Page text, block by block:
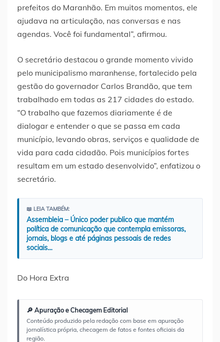
prefeitos do Maranhão. Em muitos momentos, ele
ajudava na articulação, nas conversas e nas
agendas. Você foi fundamental”, afirmou.
O secretário destacou o grande momento vivido
pelo municipalismo maranhense, fortalecido pela
gestão do governador Carlos Brandão, que tem
trabalhado em todas as 217 cidades do estado.
“O trabalho que fazemos diariamente é de
dialogar e entender o que se passa em cada
município, levando obras, serviços e qualidade de
vida para cada cidadão. Pois municípios fortes
resultam em um estado desenvolvido”, enfatizou o
secretário.
📖 LEIA TAMBÉM:
Assembleia – Único poder publico que mantém
política de comunicação que contempla emissoras,
jornais, blogs e até páginas pessoais de redes
sociais…
Do Hora Extra
🔎 Apuração e Checagem Editorial
Conteúdo produzido pela redação com base em apuração
jornalística própria, checagem de fatos e fontes oficiais da
região.